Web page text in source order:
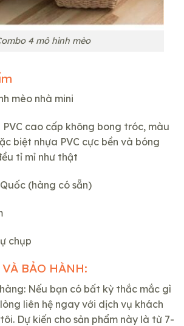
4 mô hình mèo
mèo nhà mini
PVC cao cấp không bong tróc, màu
biệt nhựa PVC cực bền và bóng
tỉ mỉ như thật
(hàng có sẵn)
chụp
BẢO HÀNH:
Nếu bạn có bất kỳ thắc mắc gì
liên hệ ngay với dịch vụ khách
Dự kiến cho sản phẩm này là từ 7-